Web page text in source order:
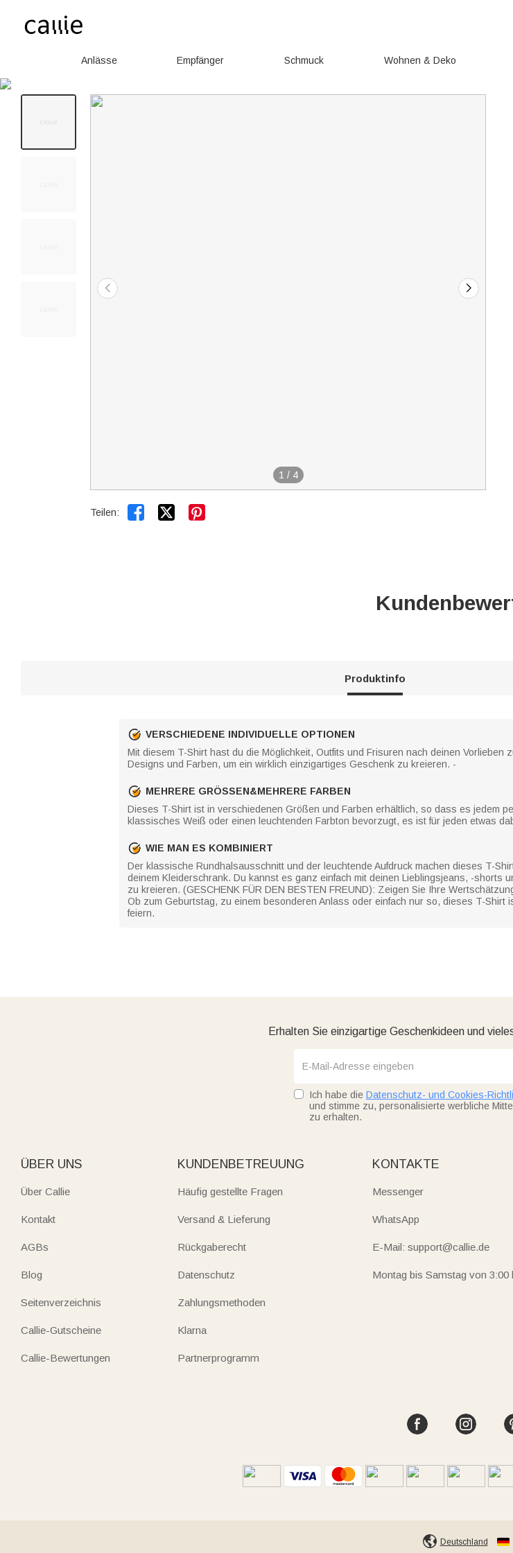
Anlässe Empfänger Schmuck Wohnen & Deko
1 / 4
Teilen:  
Produktinfo
VERSCHIEDENE INDIVIDUELLE OPTIONEN
Mit diesem T-Shirt hast du die Möglichkeit, Outfits und Frisuren nach deinen
Designs und Farben, um ein wirklich einzigartiges Geschenk zu kreieren. -
MEHRERE GRÖSSEN&MEHRERE FARBEN
Dieses T-Shirt ist in verschiedenen Größen und Farben erhältlich, so dass es jedem
klassisches Weiß oder einen leuchtenden Farbton bevorzugt, es ist für jeden etwas
WIE MAN ES KOMBINIERT
Der klassische Rundhalsausschnitt und der leuchtende Aufdruck machen dieses T-
deinem Kleiderschrank. Du kannst es ganz einfach mit deinen Lieblingsjeans, -shorts
zu kreieren. (GESCHENK FÜR DEN BESTEN FREUND): Zeigen Sie Ihre
Ob zum Geburtstag, zu einem besonderen Anlass oder einfach nur so, dieses T-Shirt
feiern.
Erhalten Sie einzigartige Geschenkideen und
Ich habe die Datenschutz- und Cookies-
und stimme zu, personalisierte werbliche
zu erhalten.
ÜBER UNS
Über Callie
Kontakt
AGBs
Blog
Seitenverzeichnis
Callie-Gutscheine
Callie-Bewertungen
KUNDENBETREUUNG
Häufig gestellte Fragen
Versand & Lieferung
Rückgaberecht
Datenschutz
Zahlungsmethoden
Klarna
Partnerprogramm
KONTAKTE
Messenger
WhatsApp
E-Mail: support@callie.de
Montag bis Samstag von 3:00
Deutschland